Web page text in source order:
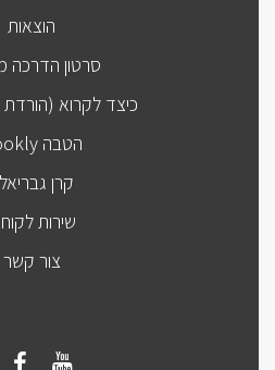
הוצאות
סרטון הדרכה
כיצד לקרוא
הטבה Bookly
קרן
שירות
צור קשר